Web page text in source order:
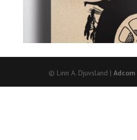
© Linn A. Djuvsland |